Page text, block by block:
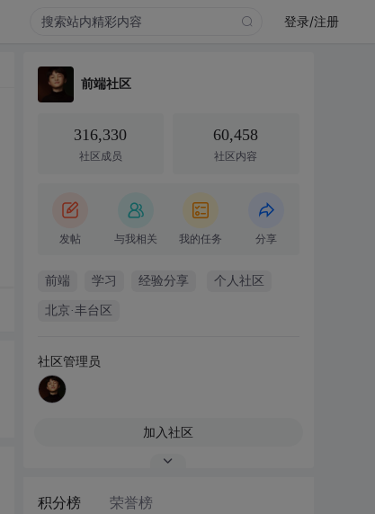
登录/注册
前端社区
316,330
社区成员
60,458
社区内容
发帖 与我相关 我的任务 分享
前端 学习 经验分享 个人社区
北京·丰台区
社区管理员
加入社区
积分榜 荣誉榜